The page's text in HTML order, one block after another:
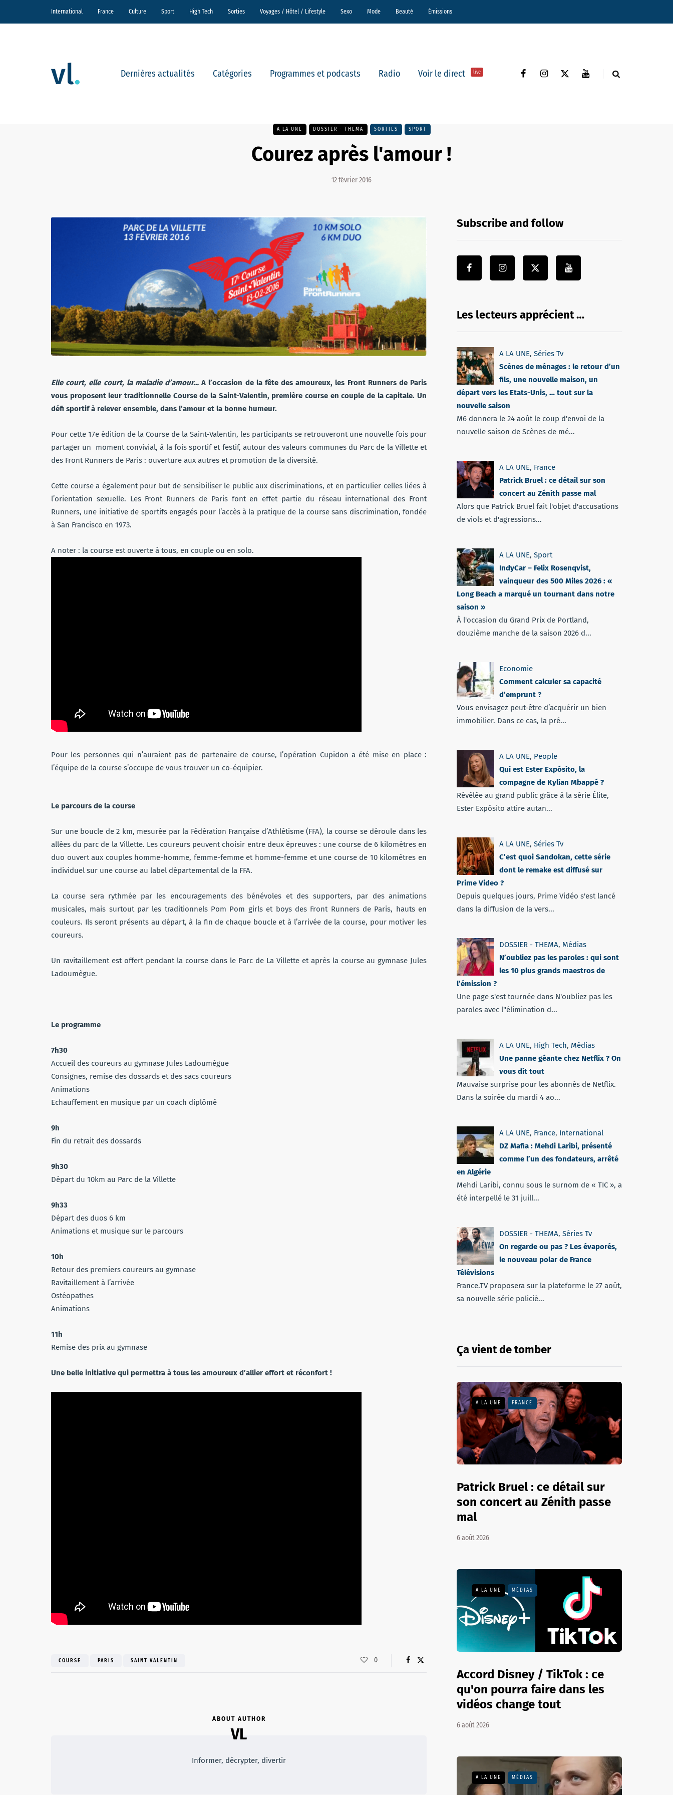
International France Culture Sport High Tech Sorties Voyages / Hôtel / Lifestyle Sexo Mode Beauté Émissions
Dernières actualités Catégories Programmes et podcasts Radio Voir le direct live
A LA UNE DOSSIER - THEMA SORTIES SPORT
Courez après l'amour !
12 février 2016
Elle court, elle court, la maladie d’amour…A l’occasion de la fête des amoureux, les Front Runners de Paris
vous proposent leur traditionnelle Course de la Saint-Valentin, première course en couple de la capitale. Un
défi sportif à relever ensemble, dans l’amour et la bonne humeur.
Pour cette 17e édition de la Course de la Saint-Valentin, les participants se retrouveront une nouvelle fois pour
partager un moment convivial, à la fois sportif et festif, autour des valeurs communes du Parc de la Villette et
des Front Runners de Paris : ouverture aux autres et promotion de la diversité.
Cette course a également pour but de sensibiliser le public aux discriminations, et en particulier celles liées à
l’orientation sexuelle. Les Front Runners de Paris font en effet partie du réseau international des Front
Runners, une initiative de sportifs engagés pour l’accès à la pratique de la course sans discrimination, fondée
à San Francisco en 1973.
A noter : la course est ouverte à tous, en couple ou en solo.
Pour les personnes qui n’auraient pas de partenaire de course, l’opération Cupidon a été mise en place :
l’équipe de la course s’occupe de vous trouver un co-équipier.
Le parcours de la course
Sur une boucle de 2 km, mesurée par la Fédération Française d’Athlétisme (FFA), la course se déroule dans les
allées du parc de la Villette. Les coureurs peuvent choisir entre deux épreuves : une course de 6 kilomètres en
duo ouvert aux couples homme-homme, femme-femme et homme-femme et une course de 10 kilomètres en
individuel sur une course au label départemental de la FFA.
La course sera rythmée par les encouragements des bénévoles et des supporters, par des animations
musicales, mais surtout par les traditionnels Pom Pom girls et boys des Front Runners de Paris, hauts en
couleurs. Ils seront présents au départ, à la fin de chaque boucle et à l’arrivée de la course, pour motiver les
coureurs.
Un ravitaillement est offert pendant la course dans le Parc de La Villette et après la course au gymnase Jules
Ladoumègue.
Le programme
7h30
Accueil des coureurs au gymnase Jules Ladoumègue
Consignes, remise des dossards et des sacs coureurs
Animations
Echauffement en musique par un coach diplômé
9h
Fin du retrait des dossards
9h30
Départ du 10km au Parc de la Villette
9h33
Départ des duos 6 km
Animations et musique sur le parcours
10h
Retour des premiers coureurs au gymnase
Ravitaillement à l’arrivée
Ostéopathes
Animations
11h
Remise des prix au gymnase
Une belle initiative qui permettra à tous les amoureux d’allier effort et réconfort !
COURSE PARIS SAINT VALENTIN 0
ABOUT AUTHOR
VL
Informer, décrypter, divertir
Subscribe and follow
Les lecteurs apprécient …
A LA UNE, Séries Tv
Scènes de ménages : le retour d’un
fils, une nouvelle maison, un
départ vers les Etats-Unis, … tout sur la
nouvelle saison
M6 donnera le 24 août le coup d'envoi de la
nouvelle saison de Scènes de mé...
A LA UNE, France
Patrick Bruel : ce détail sur son
concert au Zénith passe mal
Alors que Patrick Bruel fait l'objet d'accusations
de viols et d'agressions...
A LA UNE, Sport
IndyCar – Felix Rosenqvist,
vainqueur des 500 Miles 2026 : «
Long Beach a marqué un tournant dans notre
saison »
À l'occasion du Grand Prix de Portland,
douzième manche de la saison 2026 d...
Economie
Comment calculer sa capacité
d’emprunt ?
Vous envisagez peut-être d’acquérir un bien
immobilier. Dans ce cas, la pré...
A LA UNE, People
Qui est Ester Expósito, la
compagne de Kylian Mbappé ?
Révélée au grand public grâce à la série Élite,
Ester Expósito attire autan...
A LA UNE, Séries Tv
C’est quoi Sandokan, cette série
dont le remake est diffusé sur
Prime Video ?
Depuis quelques jours, Prime Vidéo s'est lancé
dans la diffusion de la vers...
DOSSIER - THEMA, Médias
N’oubliez pas les paroles : qui sont
les 10 plus grands maestros de
l’émission ?
Une page s'est tournée dans N'oubliez pas les
paroles avec l''élimination d...
A LA UNE, High Tech, Médias
Une panne géante chez Netflix ? On
vous dit tout
Mauvaise surprise pour les abonnés de Netflix.
Dans la soirée du mardi 4 ao...
A LA UNE, France, International
DZ Mafia : Mehdi Laribi, présenté
comme l’un des fondateurs, arrêté
en Algérie
Mehdi Laribi, connu sous le surnom de « TIC », a
été interpellé le 31 juill...
DOSSIER - THEMA, Séries Tv
On regarde ou pas ? Les évaporés,
le nouveau polar de France
Télévisions
France.TV proposera sur la plateforme le 27 août,
sa nouvelle série policiè...
Ça vient de tomber
A LA UNE FRANCE
Patrick Bruel : ce détail sur
son concert au Zénith passe
mal
6 août 2026
A LA UNE MÉDIAS
Accord Disney / TikTok : ce
qu'on pourra faire dans les
vidéos change tout
6 août 2026
A LA UNE MÉDIAS